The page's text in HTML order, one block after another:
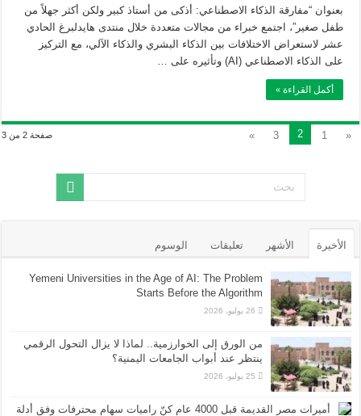
بعنوان “مفارقة الذكاء الاصطناعي: أذكى من أستاذ كبير ولكن أكثر جهلاً من
طفل صغير”، اجتمع خبراء من مجالات متعددة خلال منتدى هايدلبرغ الحادي
عشر لاستعراض الاختلافات بين الذكاء البشري والذكاء الآلي، مع التركيز
على الذكاء الاصطناعي (AI) وتأثيره على …
أكمل القراءة »
صفحة 2 من 3 «
1
2
3
»
الأخيرة الأشهر تعليقات الوسوم
Yemeni Universities in the Age of AI: The Problem
Starts Before the Algorithm
26 يوليو، 2026
من الورق إلى الخوارزمية.. لماذا لا يزال التحول الرقمي
ينتظر عند أبواب الجامعات اليمنية؟
25 يوليو، 2026
أميرات مصر القديمة قبل 4000 عام كنّ راميات سهام محترفات وفق أدلة